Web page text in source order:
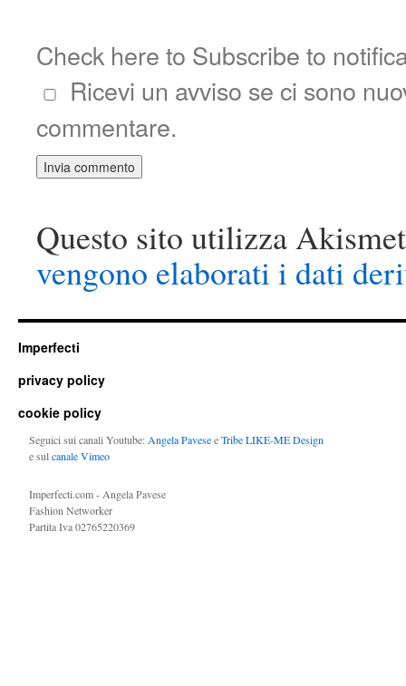
Check here to Subscribe to
Ricevi un avviso se ci sono
commentare.
Questo sito utilizza
vengono elaborati i dati
Imperfecti
privacy policy
cookie policy
Seguici sui canali Youtube:Angela PaveseeTribe LIKE-ME Design
e sulcanale Vimeo
Imperfecti.com - Angela Pavese
Fashion Networker
Partita Iva 02765220369